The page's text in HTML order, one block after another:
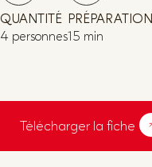
QUANTITÉ
4 personnes
PRÉPARATION
15 min
Télécharger la fiche